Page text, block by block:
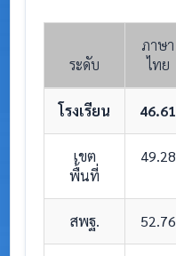
ระดับ
ภาษา
ไทย
โรงเรียน 46.61
เขต
พื้นที่
49.28
สพฐ. 52.76